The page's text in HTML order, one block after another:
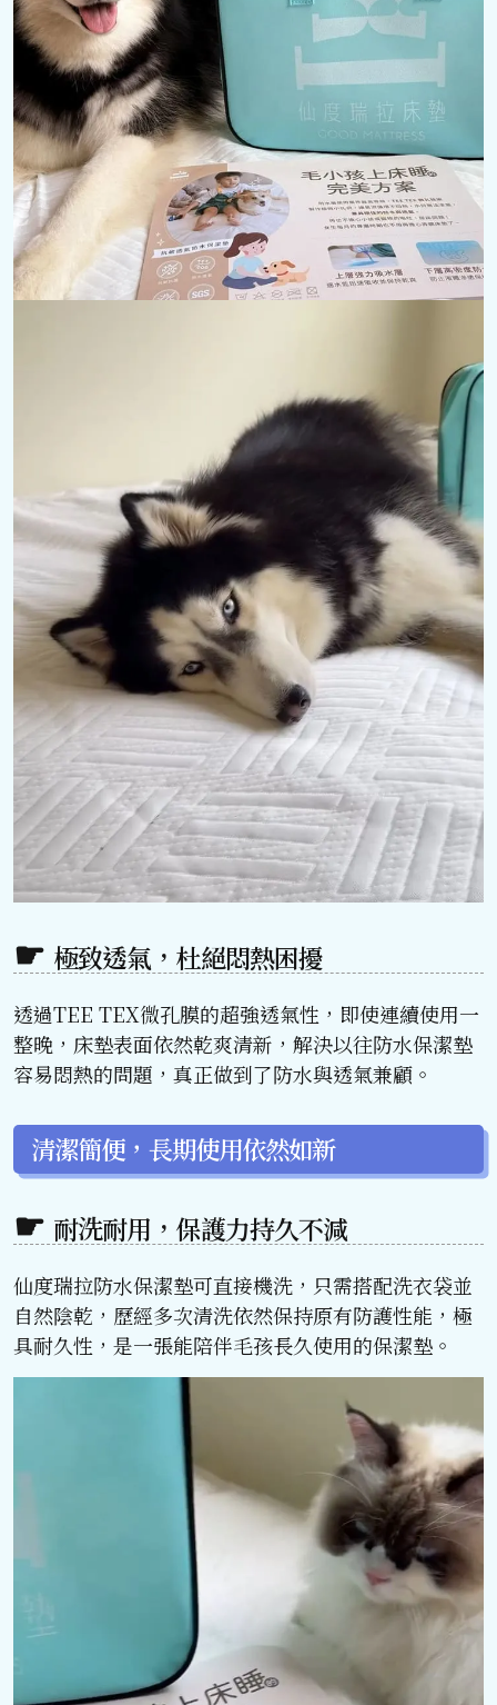
極致透氣，杜絕悶熱困擾
透過TEE TEX微孔膜的超強透氣性，即使連續使用一
整晚，床墊表面依然乾爽清新，解決以往防水保潔墊
容易悶熱的問題，真正做到了防水與透氣兼顧。
清潔簡便，長期使用依然如新
耐洗耐用，保護力持久不減
仙度瑞拉防水保潔墊可直接機洗，只需搭配洗衣袋並
自然陰乾，歷經多次清洗依然保持原有防護性能，極
具耐久性，是一張能陪伴毛孩長久使用的保潔墊。